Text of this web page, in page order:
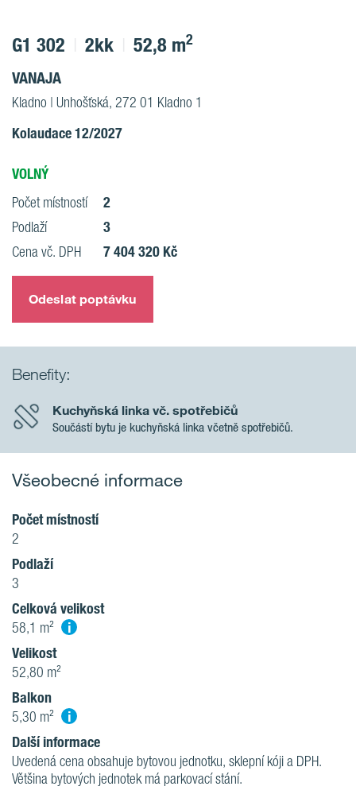
G1 302 2kk 52,8 m2
VANAJA
Kladno | Unhošťská, 272 01 Kladno 1
Kolaudace 12/2027
VOLNÝ
Počet místností 2
Podlaží 3
Cena vč. DPH 7 404 320 Kč
Odeslat poptávku
Benefity:
Kuchyňská linka vč. spotřebičů
Součástí bytu je kuchyňská linka včetně spotřebičů.
Všeobecné informace
Počet místností
2
Podlaží
3
Celková velikost
58,1 m² i
Velikost
52,80 m²
Balkon
5,30 m² i
Další informace
Uvedená cena obsahuje bytovou jednotku, sklepní kóji a DPH.
Většina bytových jednotek má parkovací stání.